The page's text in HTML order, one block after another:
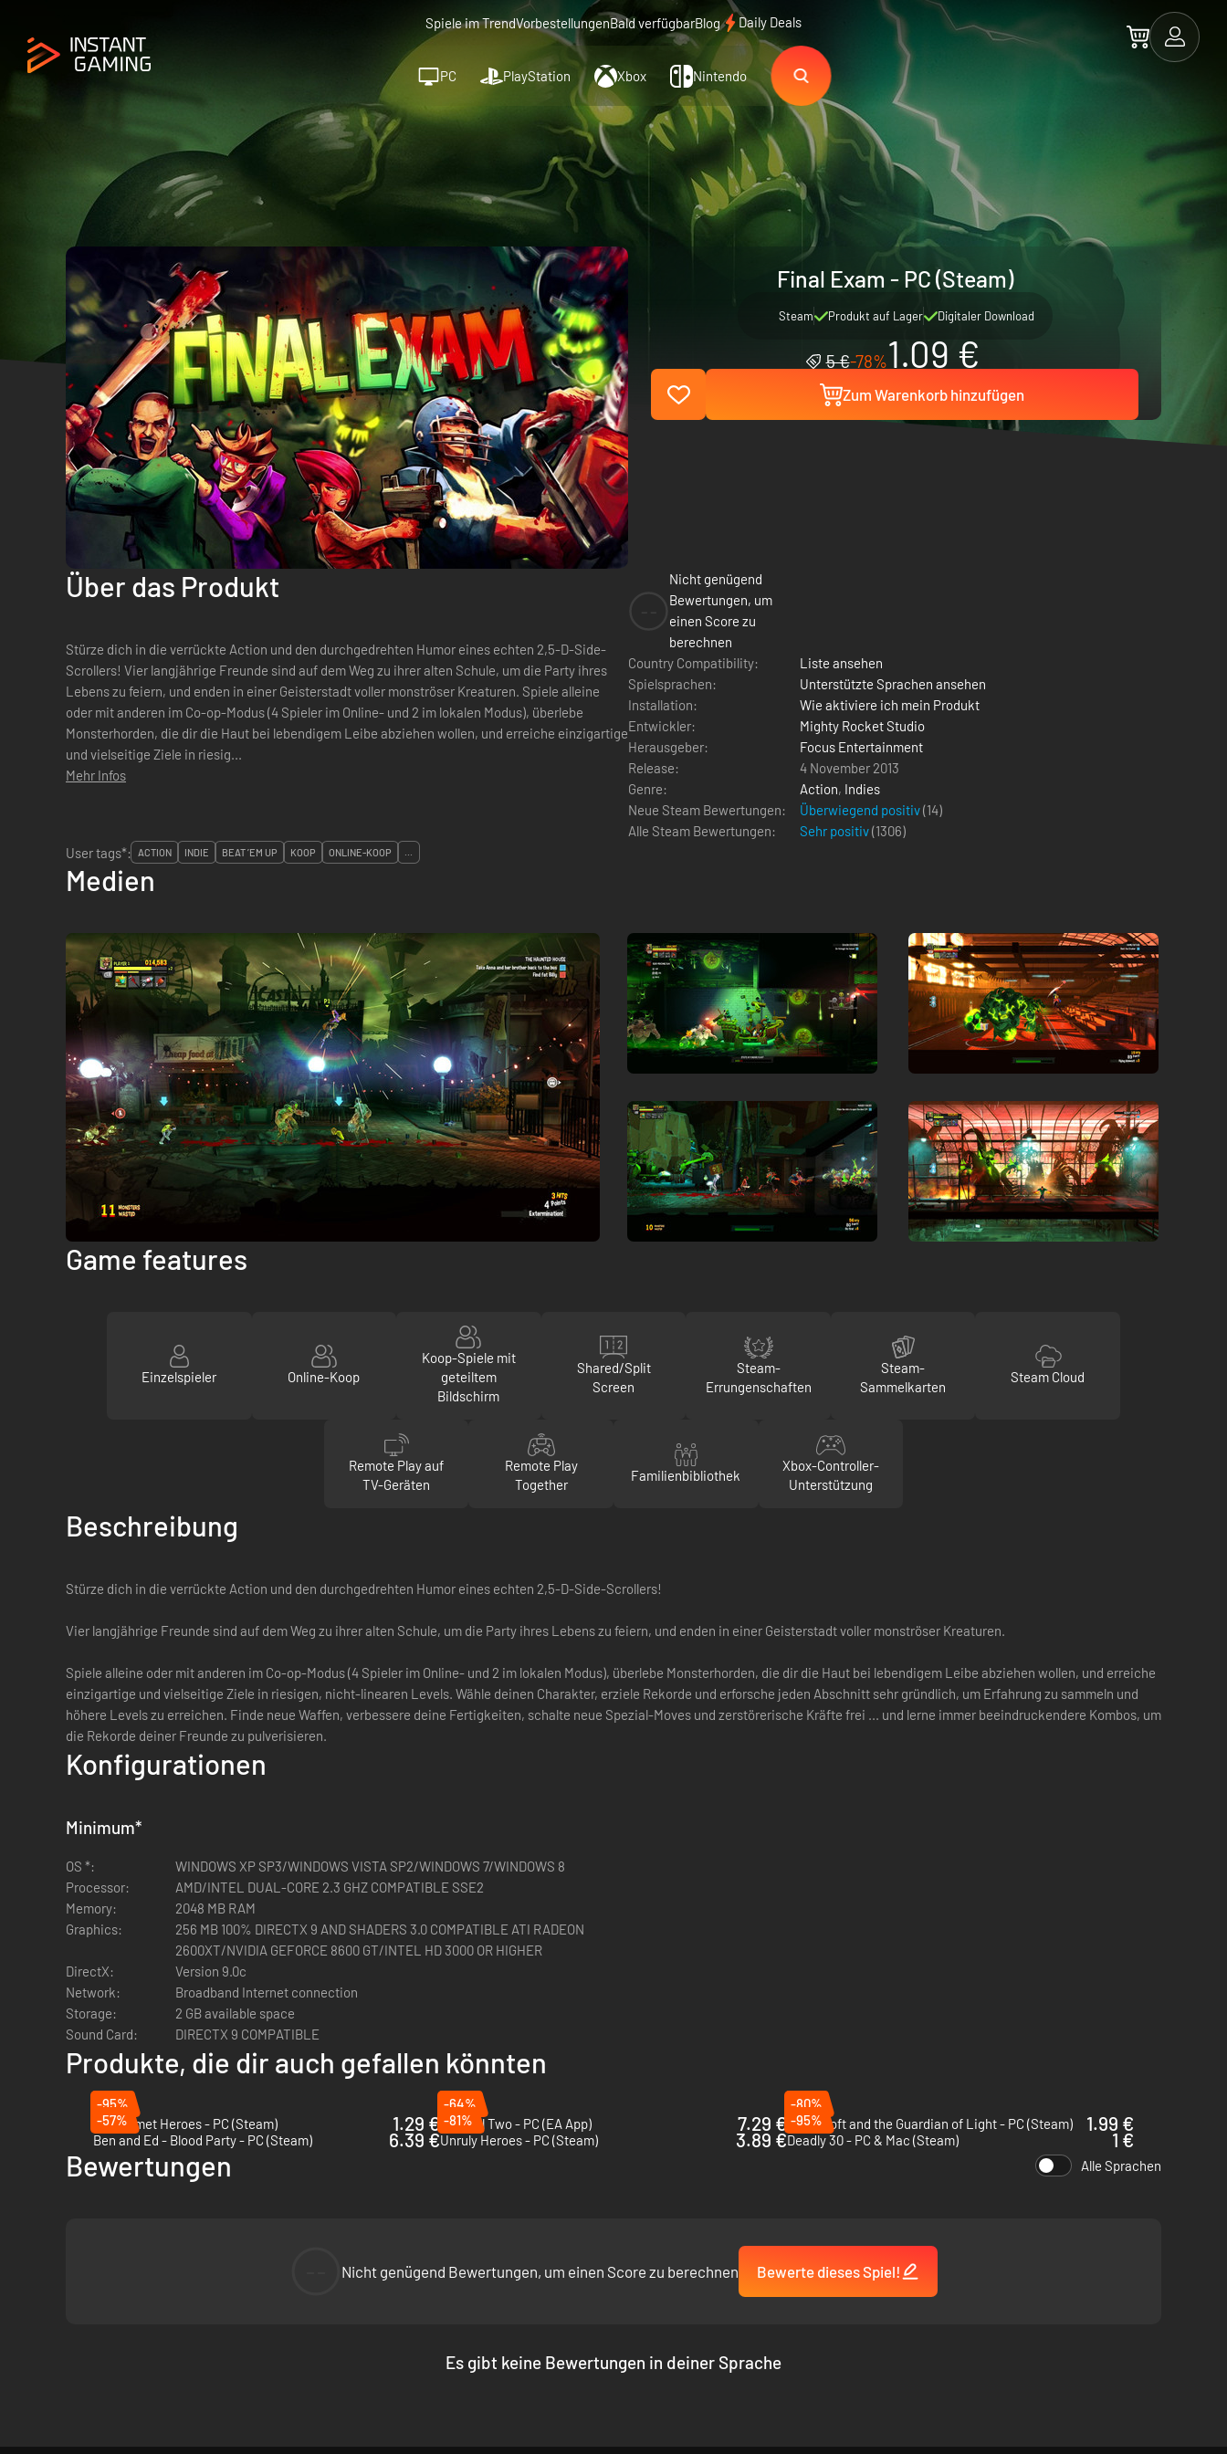
Spiele im TrendVorbestellungenBald verfügbarBlog Daily Deals
PC PlayStation Xbox Nintendo
Final Exam - PC (Steam)
Steam Produkt auf Lager Digitaler Download
5 €-78%1.09 €
Zum Warenkorb hinzufügen
Über das Produkt
Stürze dich in die verrückte Action und den durchgedrehten Humor eines echten 2,5-D-Side-
Scrollers! Vier langjährige Freunde sind auf dem Weg zu ihrer alten Schule, um die Party ihres
Lebens zu feiern, und enden in einer Geisterstadt voller monströser Kreaturen. Spiele alleine
oder mit anderen im Co-op-Modus (4 Spieler im Online- und 2 im lokalen Modus), überlebe
Monsterhorden, die dir die Haut bei lebendigem Leibe abziehen wollen, und erreiche einzigartige
und vielseitige Ziele in riesig...
Mehr Infos
Nicht genügend
Bewertungen, um
einen Score zu
berechnen
Country Compatibility:
Liste ansehen
Spielsprachen:
Unterstützte Sprachen ansehen
Installation:
Wie aktiviere ich mein Produkt
Entwickler:
Mighty Rocket Studio
Herausgeber:
Focus Entertainment
Release:
4 November 2013
Genre:
Action, Indies
Neue Steam Bewertungen:
Überwiegend positiv(14)
Alle Steam Bewertungen:
Sehr positiv(1306)
User tags*:
ACTION INDIE BEAT ’EM UP KOOP ONLINE-KOOP ...
Medien
Game features
Einzelspieler Online-Koop
Koop-Spiele mit
geteiltem
Bildschirm
Shared/Split
Screen
Steam-
Errungenschaften
Steam-
Sammelkarten
Steam Cloud
Remote Play auf
TV-Geräten
Remote Play
Together
Familienbibliothek
Xbox-Controller-
Unterstützung
Beschreibung
Stürze dich in die verrückte Action und den durchgedrehten Humor eines echten 2,5-D-Side-Scrollers!
Vier langjährige Freunde sind auf dem Weg zu ihrer alten Schule, um die Party ihres Lebens zu feiern, und enden in einer Geisterstadt voller monströser Kreaturen.
Spiele alleine oder mit anderen im Co-op-Modus (4 Spieler im Online- und 2 im lokalen Modus), überlebe Monsterhorden, die dir die Haut bei lebendigem Leibe abziehen wollen, und erreiche
einzigartige und vielseitige Ziele in riesigen, nicht-linearen Levels. Wähle deinen Charakter, erziele Rekorde und erforsche jeden Abschnitt sehr gründlich, um Erfahrung zu sammeln und
höhere Levels zu erreichen. Finde neue Waffen, verbessere deine Fertigkeiten, schalte neue Spezial-Moves und zerstörerische Kräfte frei ... und lerne immer beeindruckendere Kombos, um
die Rekorde deiner Freunde zu pulverisieren.
Konfigurationen
Minimum*
OS *:
WINDOWS XP SP3/WINDOWS VISTA SP2/WINDOWS 7/WINDOWS 8
Processor:
AMD/INTEL DUAL-CORE 2.3 GHZ COMPATIBLE SSE2
Memory:
2048 MB RAM
Graphics:
256 MB 100% DIRECTX 9 AND SHADERS 3.0 COMPATIBLE ATI RADEON
2600XT/NVIDIA GEFORCE 8600 GT/INTEL HD 3000 OR HIGHER
DirectX:
Version 9.0c
Network:
Broadband Internet connection
Storage:
2 GB available space
Sound Card:
DIRECTX 9 COMPATIBLE
Produkte, die dir auch gefallen könnten
-95%
Big Helmet Heroes - PC (Steam)
1.29 €
-64%
Unravel Two - PC (EA App)
7.29 €
-80%
Lara Croft and the Guardian of Light - PC (Steam)
1.99 €
-57%
Ben and Ed - Blood Party - PC (Steam)
6.39 €
-81%
Unruly Heroes - PC (Steam)
3.89 €
-95%
Deadly 30 - PC & Mac (Steam)
1 €
Bewertungen Alle Sprachen
Nicht genügend Bewertungen, um einen Score zu berechnen Bewerte dieses Spiel!
Es gibt keine Bewertungen in deiner Sprache